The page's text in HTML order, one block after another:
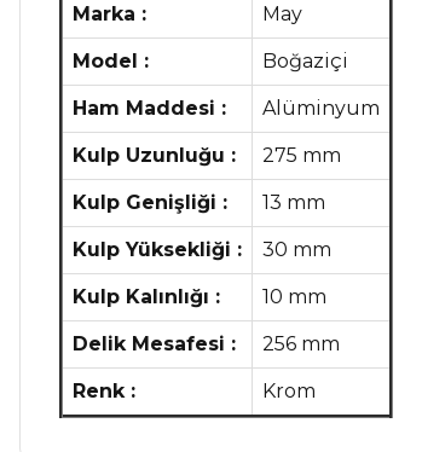
Marka : May
Model : Boğaziçi
Ham Maddesi : Alüminyum
Kulp Uzunluğu : 275 mm
Kulp Genişliği : 13 mm
Kulp Yüksekliği : 30 mm
Kulp Kalınlığı : 10 mm
Delik Mesafesi : 256 mm
Renk : Krom